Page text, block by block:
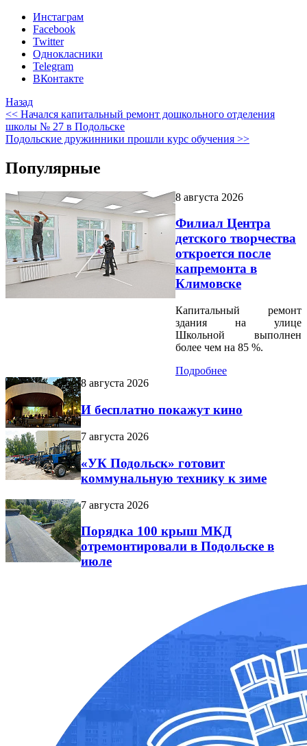
Инстаграм
Facebook
Twitter
Однокласники
Telegram
ВКонтакте
Назад
<< Начался капитальный ремонт дошкольного отделения
школы № 27 в Подольске
Подольские дружинники прошли курс обучения >>
Популярные
8 августа 2026
Филиал Центра
детского творчества
откроется после
капремонта в
Климовске
Капитальный ремонт
здания на улице
Школьной выполнен
более чем на 85 %.
Подробнее
8 августа 2026
И бесплатно покажут кино
7 августа 2026
«УК Подольск» готовит
коммунальную технику к зиме
7 августа 2026
Порядка 100 крыш МКД
отремонтировали в Подольске в
июле